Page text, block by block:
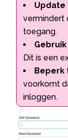
Update
vermindert
toegang.
Dit is een
Beperk
voorkomt
inloggen.